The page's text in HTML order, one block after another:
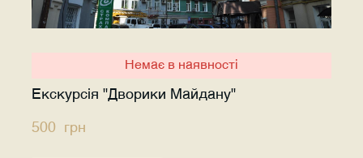
Немає в наявності
Екскурсія "Дворики Майдану"
500  грн